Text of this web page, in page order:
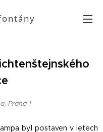
Praha 1
byl postaven v letech